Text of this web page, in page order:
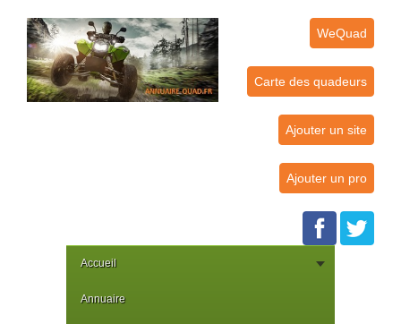
WeQuad
Carte des quadeurs
Ajouter un site
Ajouter un pro
Accueil
Annuaire